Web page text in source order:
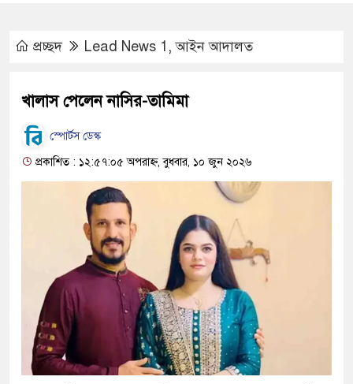
প্রচ্ছদ Lead News 1 ,আইন আদালত
খালাস পেলেন নাসির-তামিমা
স্পোর্টস ডেস্ক
প্রকাশিত : ১২:৫৭:০৫ অপরাহ্ন, বুধবার, ১০ জুন ২০২৬